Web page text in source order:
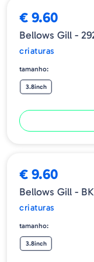
€ 9.60
Bellows Gill -
criaturas
tamanho:
3.8inch
€ 9.60
Bellows Gill -
criaturas
tamanho:
3.8inch